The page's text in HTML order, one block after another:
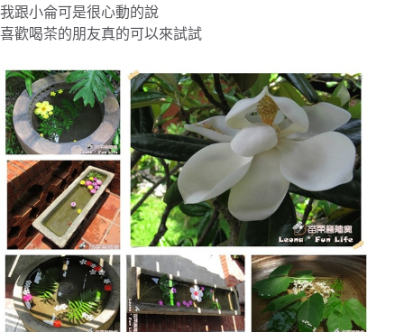
我跟小侖可是很心動的說
喜歡喝茶的朋友真的可以來試試